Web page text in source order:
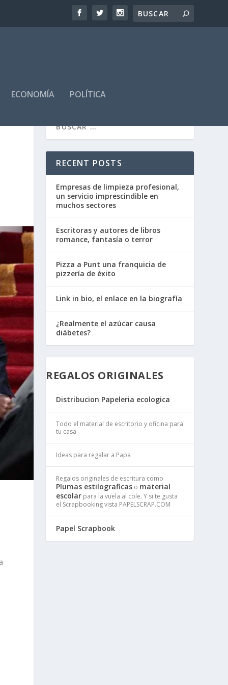
ECONOMÍA POLÍTICA
RECENT POSTS
Empresas de limpieza profesional,
un servicio imprescindible en
muchos sectores
Escritoras y autores de libros
romance, fantasía o terror
Pizza a Punt una franquicia de
pizzería de éxito
Link in bio, el enlace en la biografía
¿Realmente el azúcar causa
diábetes?
REGALOS ORIGINALES
Distribucion Papeleria ecologica
Todo el material de escritorio y oficina para
tu casa
Ideas para regalar a Papa
Regalos originales de escritura como
Plumas estilograficas o material
escolar para la vuela al cole. Y si te gusta
el Scrapbooking vista PAPELSCRAP.COM
Papel Scrapbook